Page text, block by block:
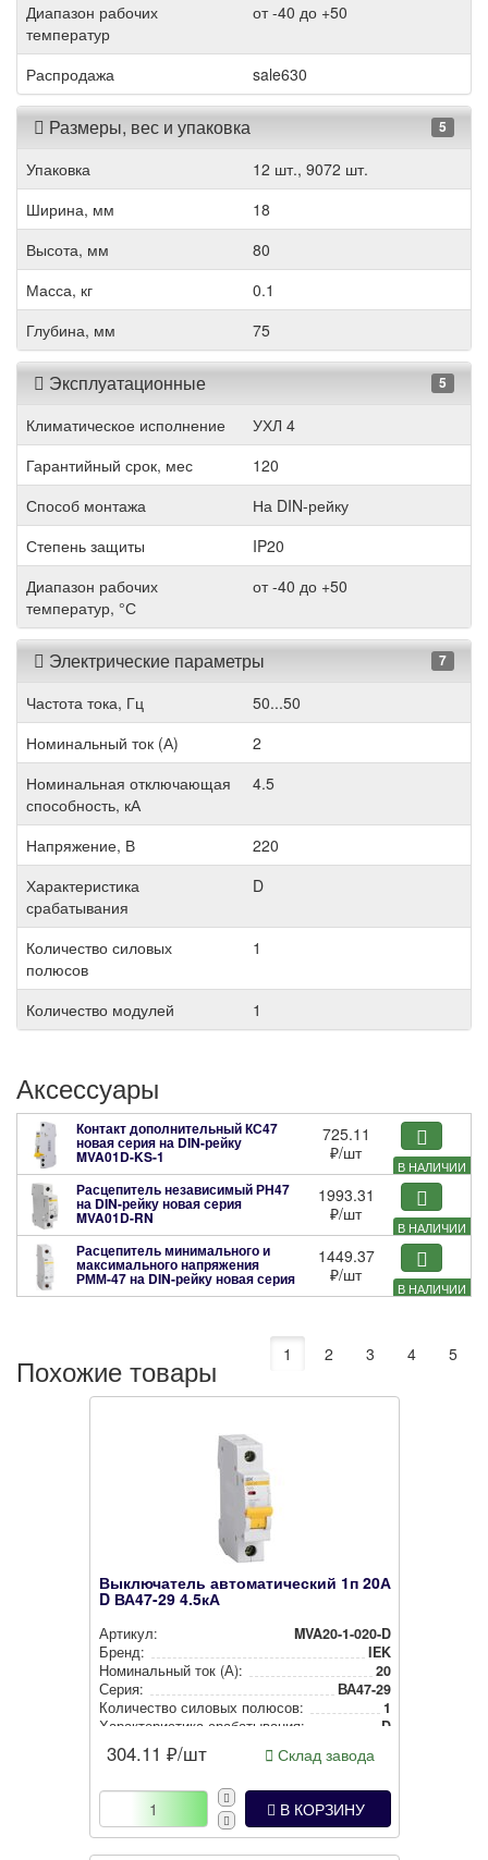
Диапазон рабочих
температур
от -40 до +50
Распродажа sale630
Размеры, вес и упаковка 5
Упаковка
12 шт., 9072 шт.
Ширина, мм
18
Высота, мм
80
Масса, кг
0.1
Глубина, мм
75
Эксплуатационные 5
Климатическое исполнение
УХЛ 4
Гарантийный срок, мес
120
Способ монтажа
На DIN-рейку
Степень защиты
IP20
Диапазон рабочих
температур, °С
от -40 до +50
Электрические параметры 7
Частота тока, Гц
50...50
Номинальный ток (А)
2
Номинальная отключающая
способность, кА
4.5
Напряжение, В
220
Характеристика
срабатывания
D
Количество силовых
полюсов
1
Количество модулей 1
Аксессуары
В НАЛИЧИИ
Контакт дополнительный КС47
новая серия на DIN-рейку
MVA01D-KS-1
725.11
₽/шт
В НАЛИЧИИ
Расцепитель независимый РН47
на DIN-рейку новая серия
MVA01D-RN
1993.31
₽/шт
В НАЛИЧИИ
Расцепитель минимального и
максимального напряжения
РММ-47 на DIN-рейку новая серия
MVA01D-RMM
1449.37
₽/шт
Похожие товары 1 2 3 4 5
Выключатель автоматический 1п 20А
D ВА47-29 4.5кА
Артикул:
MVA20-1-020-D
Бренд:
IEK
Номи­наль­ный ток (А):
20
Серия:
ВА47-29
Количество силовых полюсов:
1
Харак­те­рис­ти­ка сра­ба­ты­ва­ния:
D
304.11 ₽/шт Склад завода
В КОРЗИНУ